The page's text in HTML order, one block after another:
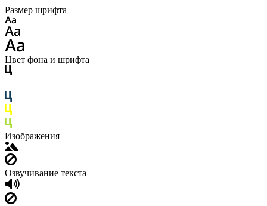
Размер шрифта
Цвет фона и шрифта
Изображения
Озвучивание текста